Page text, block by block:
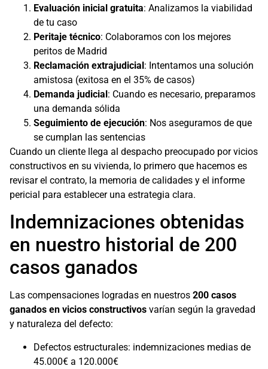
Evaluación inicial gratuita: Analizamos la viabilidad
de tu caso
Peritaje técnico: Colaboramos con los mejores
peritos de Madrid
Reclamación extrajudicial: Intentamos una solución
amistosa (exitosa en el 35% de casos)
Demanda judicial: Cuando es necesario, preparamos
una demanda sólida
Seguimiento de ejecución: Nos aseguramos de que
se cumplan las sentencias
Cuando un cliente llega al despacho preocupado por vicios
constructivos en su vivienda, lo primero que hacemos es
revisar el contrato, la memoria de calidades y el informe
pericial para establecer una estrategia clara.
Indemnizaciones obtenidas
en nuestro historial de 200
casos ganados
Las compensaciones logradas en nuestros 200 casos
ganados en vicios constructivos varían según la gravedad
y naturaleza del defecto:
Defectos estructurales: indemnizaciones medias de
45.000€ a 120.000€